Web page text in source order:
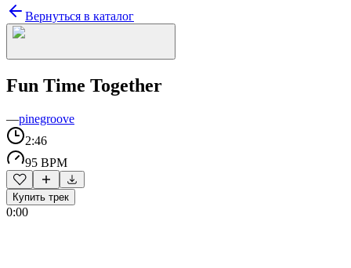
Вернуться в каталог
Fun Time Together
—pinegroove
2:46
95 BPM
Купить трек
0:00